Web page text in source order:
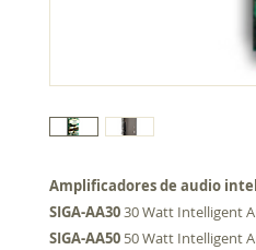
Amplificadores de audio
SIGA-AA3030 Watt Intelligent
SIGA-AA50 50 Watt Intelligent